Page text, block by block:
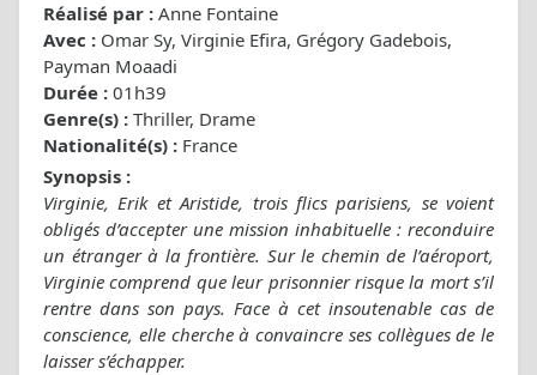
Réalisé par : Anne Fontaine
Avec : Omar Sy, Virginie Efira, Grégory Gadebois,
Payman Moaadi
Durée : 01h39
Genre(s) : Thriller, Drame
Nationalité(s) : France
Synopsis :
Virginie, Erik et Aristide, trois flics parisiens, se voient
obligés d’accepter une mission inhabituelle : reconduire
un étranger à la frontière. Sur le chemin de l’aéroport,
Virginie comprend que leur prisonnier risque la mort s’il
rentre dans son pays. Face à cet insoutenable cas de
conscience, elle cherche à convaincre ses collègues de le
laisser s’échapper.